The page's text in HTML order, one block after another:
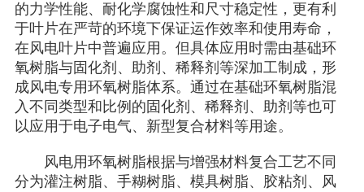
的力学性能、耐化学腐蚀性和尺寸稳定性，更有利
于叶片在严苛的环境下保证运作效率和使用寿命，
在风电叶片中普遍应用。但具体应用时需由基础环
氧树脂与固化剂、助剂、稀释剂等深加工制成，形
成风电专用环氧树脂体系。通过在基础环氧树脂混
入不同类型和比例的固化剂、稀释剂、助剂等也可
以应用于电子电气、新型复合材料等用途。
风电用环氧树脂根据与增强材料复合工艺不同
分为灌注树脂、手糊树脂、模具树脂、胶粘剂、风